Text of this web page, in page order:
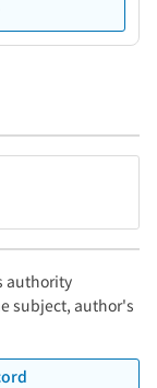
authority
subject, author's